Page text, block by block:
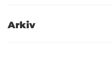
Arkiv